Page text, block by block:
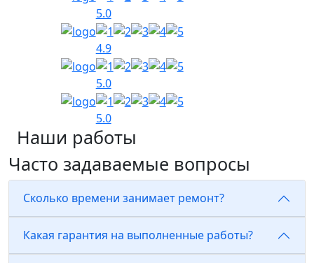
5.0
4.9
5.0
5.0
Наши работы
Часто задаваемые вопросы
Сколько времени занимает ремонт?
Какая гарантия на выполненные работы?